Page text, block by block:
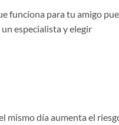
funciona para tu amigo
especialista y elegir
mismo día aumenta el